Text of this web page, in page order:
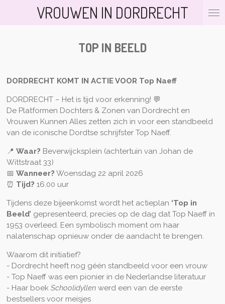
VROUWEN IN DORDRECHT
TOP IN BEELD
DORDRECHT KOMT IN ACTIE VOOR Top Naeff
DORDRECHT – Het is tijd voor erkenning! 💬
De Platformen Dochters & Zonen van Dordrecht en
Vrouwen Kunnen Alles zetten zich in voor een standbeeld
van de iconische Dordtse schrijfster Top Naeff.
📍 Waar? Beverwijcksplein (achtertuin van Johan de
Wittstraat 33)
📅 Wanneer? Woensdag 22 april 2026
⏰ Tijd? 16.00 uur
Tijdens deze bijeenkomst wordt het actieplan ‘Top in
Beeld’ gepresenteerd, precies op de dag dat Top Naeff in
1953 overleed. Een symbolisch moment om haar
nalatenschap opnieuw onder de aandacht te brengen.
Waarom dit initiatief?
- Dordrecht heeft nog géén standbeeld voor een vrouw
- Top Naeff was een pionier in de Nederlandse literatuur
- Haar boek Schoolidyllenwerd een van de eerste
bestsellers voor meisjes